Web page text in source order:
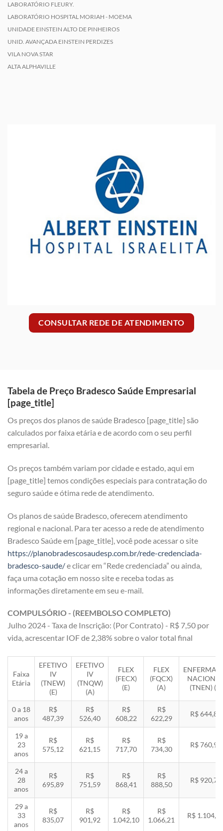
LABORATÓRIO FLEURY.
LABORATÓRIO HOSPITAL MORIAH - MOEMA
UNIDADE EINSTEIN ALTO DE PINHEIROS
UNID. AVANÇADA EINSTEIN PERDIZES
VILA NOVA STAR
ALTA ALPHAVILLE
CONSULTAR REDE DE ATENDIMENTO
Tabela de Preço Bradesco Saúde Empresarial
[page_title]
Os preços dos planos de saúde Bradesco [page_title] são
calculados por faixa etária e de acordo com o seu perfil
empresarial.
Os preços também variam por cidade e estado, aqui em
[page_title] temos condições especiais para contratação do
seguro saúde e ótima rede de atendimento.
Os planos de saúde Bradesco, oferecem atendimento
regional e nacional. Para ter acesso a rede de atendimento
Bradesco Saúde em [page_title], você pode acessar o site
https://planobradescosaudesp.com.br/rede-credenciada-
bradesco-saude/e clicar em “Rede credenciada” ou ainda,
faça uma cotação em nosso site e receba todas as
informações diretamente em seu e-mail.
COMPULSÓRIO - (REEMBOLSO COMPLETO)
Julho 2024 - Taxa de Inscrição: (Por Contrato) - R$ 7,50 por
vida, acrescentar IOF de 2,38% sobre o valor total final
Faixa
Etária
EFETIVO
IV
(TNEW)
(E)
EFETIVO
IV
(TNQW)
(A)
FLEX
(FECX)
(E)
FLEX
(FQCX)
(A)
(TNEN) (E)
0 a 18
anos
R$
487,39
R$
526,40
R$
608,22
R$
622,29
R$ 644,85
19 a
23
anos
R$
575,12
R$
621,15
R$
717,70
R$
734,30
R$ 760,92
24 a
28
anos
R$
695,89
R$
751,59
R$
868,41
R$
888,50
R$ 920,71
29 a
33
anos
R$
835,07
R$
901,92
R$
1.042,10
R$
1.066,21
R$